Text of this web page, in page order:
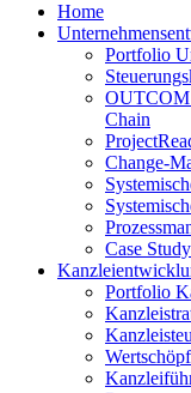
Home
Portfolio
OUTCOM
Chain
Change-
Case
Portfolio